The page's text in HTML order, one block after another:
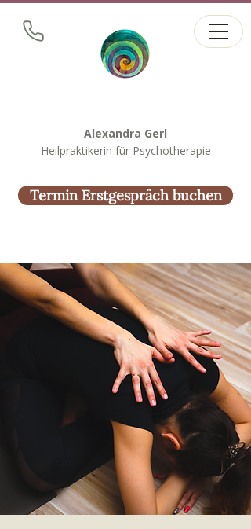
Alexandra Gerl
Heilpraktikerin für Psychotherapie
Termin Erstgespräch buchen